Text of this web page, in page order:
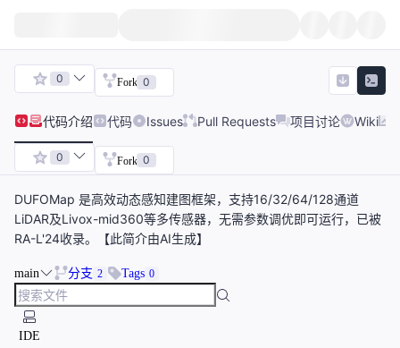
0 Fork 0
代码介绍 代码 Issues Pull Requests 项目讨论 Wiki
0 Fork 0
DUFOMap 是高效动态感知建图框架，支持16/32/64/128通道
LiDAR及Livox-mid360等多传感器，无需参数调优即可运行，已被
RA-L'24收录。【此简介由AI生成】
main 分支 2 Tags 0
IDE